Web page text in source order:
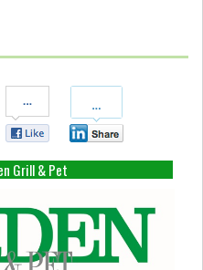
Condividi
Su
Facebook
Condividi
Su
Linkedin
Grill & Pet